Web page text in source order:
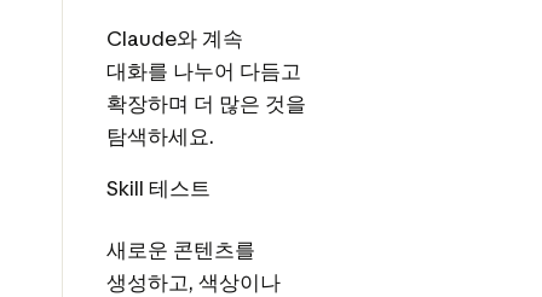
Claude와 계속
대화를 나누어 다듬고
확장하며 더 많은 것을
탐색하세요.
Skill 테스트
새로운 콘텐츠를
생성하고, 색상이나